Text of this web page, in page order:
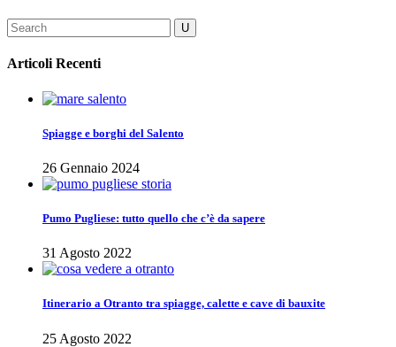
Articoli Recenti
Spiagge e borghi del Salento
26 Gennaio 2024
Pumo Pugliese: tutto quello che c’è da sapere
31 Agosto 2022
Itinerario a Otranto tra spiagge, calette e cave di bauxite
25 Agosto 2022